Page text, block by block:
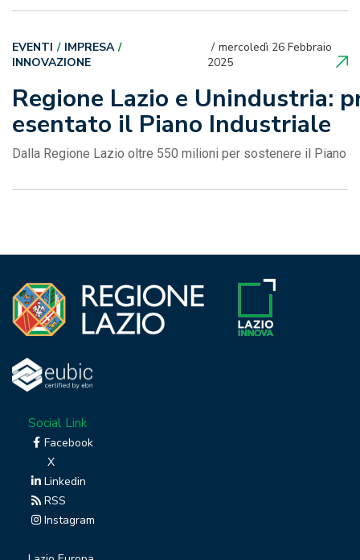
Regione Lazio e Unindustria:
esentato il Piano Industriale
mercoledì 26 Febbraio
2025
EVENTI
IMPRESA
INNOVAZIONE
Dalla Regione Lazio oltre 550 milioni per sostenere il Piano
Social Link
Facebook
X
Linkedin
RSS
Instagram